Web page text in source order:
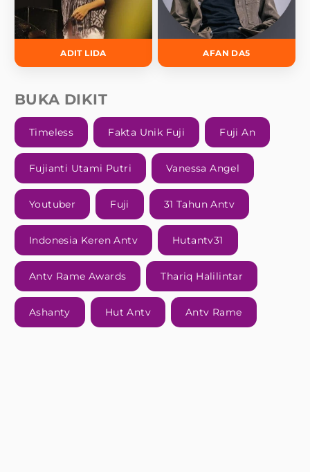
ADIT LIDA AFAN DA5
BUKA DIKIT
Timeless Fakta Unik Fuji Fuji An
Fujianti Utami Putri Vanessa Angel
Youtuber Fuji 31 Tahun Antv
Indonesia Keren Antv Hutantv31
Antv Rame Awards Thariq Halilintar
Ashanty Hut Antv Antv Rame